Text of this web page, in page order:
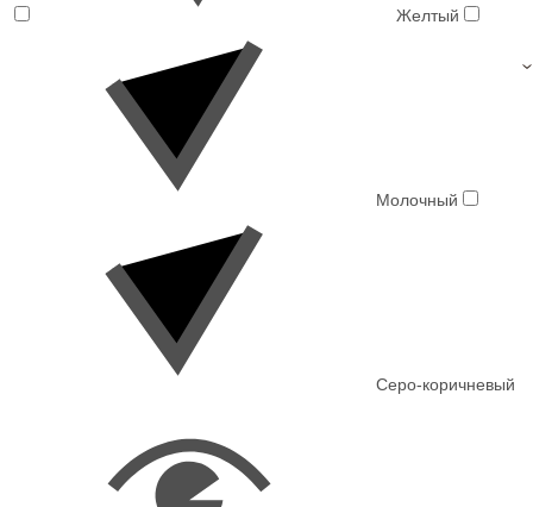
Желтый
Молочный
Серо-коричневый